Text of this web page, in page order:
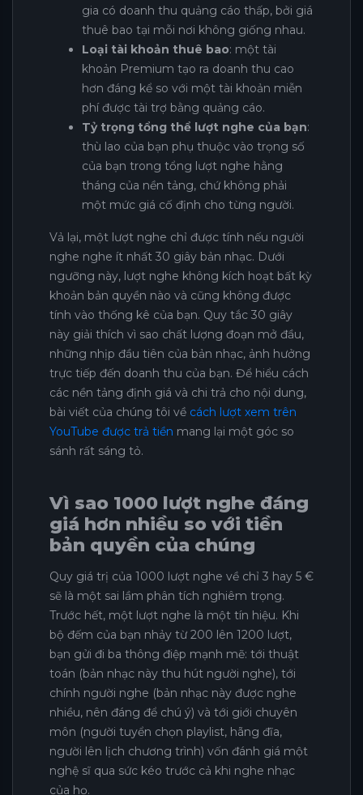
gia có doanh thu quảng cáo thấp, bởi giá
thuê bao tại mỗi nơi không giống nhau.
Loại tài khoản thuê bao: một tài
khoản Premium tạo ra doanh thu cao
hơn đáng kể so với một tài khoản miễn
phí được tài trợ bằng quảng cáo.
Tỷ trọng tổng thể lượt nghe của bạn:
thù lao của bạn phụ thuộc vào trọng số
của bạn trong tổng lượt nghe hằng
tháng của nền tảng, chứ không phải
một mức giá cố định cho từng người.
Vả lại, một lượt nghe chỉ được tính nếu người
nghe nghe ít nhất 30 giây bản nhạc. Dưới
ngưỡng này, lượt nghe không kích hoạt bất kỳ
khoản bản quyền nào và cũng không được
tính vào thống kê của bạn. Quy tắc 30 giây
này giải thích vì sao chất lượng đoạn mở đầu,
những nhịp đầu tiên của bản nhạc, ảnh hưởng
trực tiếp đến doanh thu của bạn. Để hiểu cách
các nền tảng định giá và chi trả cho nội dung,
bài viết của chúng tôi về cách lượt xem trên
YouTube được trả tiền mang lại một góc so
sánh rất sáng tỏ.
Vì sao 1000 lượt nghe đáng
giá hơn nhiều so với tiền
bản quyền của chúng
Quy giá trị của 1000 lượt nghe về chỉ 3 hay 5 €
sẽ là một sai lầm phân tích nghiêm trọng.
Trước hết, một lượt nghe là một tín hiệu. Khi
bộ đếm của bạn nhảy từ 200 lên 1200 lượt,
bạn gửi đi ba thông điệp mạnh mẽ: tới thuật
toán (bản nhạc này thu hút người nghe), tới
chính người nghe (bản nhạc này được nghe
nhiều, nên đáng để chú ý) và tới giới chuyên
môn (người tuyển chọn playlist, hãng đĩa,
người lên lịch chương trình) vốn đánh giá một
nghệ sĩ qua sức kéo trước cả khi nghe nhạc
của họ.